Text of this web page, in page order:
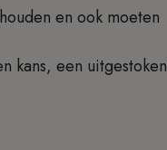
en ook moeten
kans, een uitgestoken